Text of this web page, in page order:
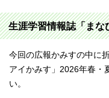
生涯学習情報誌「まな
今回の広報かみすの中に
アイかみす」2026年春・
い。